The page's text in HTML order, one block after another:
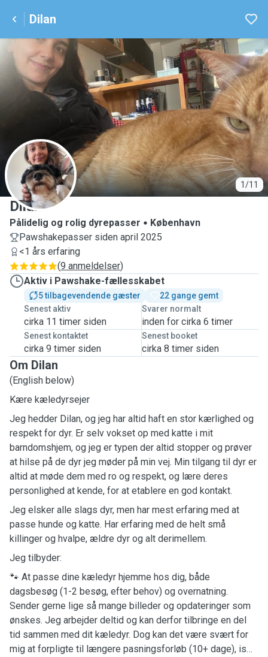
Dilan
1/11
D
Dilan
Pålidelig og rolig dyrepasser
København
Pawshakepasser siden april 2025
<1 års erfaring
(9 anmeldelser)
Aktiv i Pawshake-fællesskabet
5 tilbagevendende gæster
22 gange gemt
Senest aktiv
cirka 11 timer siden
Svarer normalt
inden for cirka 6 timer
Senest kontaktet
cirka 9 timer siden
Senest booket
cirka 8 timer siden
Om Dilan
(English below)
Kære kæledyrsejer
Jeg hedder Dilan, og jeg har altid haft en stor kærlighed og
respekt for dyr. Er selv vokset op med katte i mit
barndomshjem, og jeg er typen der altid stopper og prøver
at hilse på de dyr jeg møder på min vej. Min tilgang til dyr er
altid at møde dem med ro og respekt, og lære deres
personlighed at kende, for at etablere en god kontakt.
Jeg elsker alle slags dyr, men har mest erfaring med at
passe hunde og katte. Har erfaring med de helt små
killinger og hvalpe, ældre dyr og alt derimellem.
Jeg tilbyder:
🐾 At passe dine kæledyr hjemme hos dig, både
dagsbesøg (1-2 besøg, efter behov) og overnatning.
Sender gerne lige så mange billeder og opdateringer som
ønskes. Jeg arbejder deltid og kan derfor tilbringe en del
tid sammen med dit kæledyr. Dog kan det være svært for
mig at forpligte til længere pasningsforløb (10+ dage), især